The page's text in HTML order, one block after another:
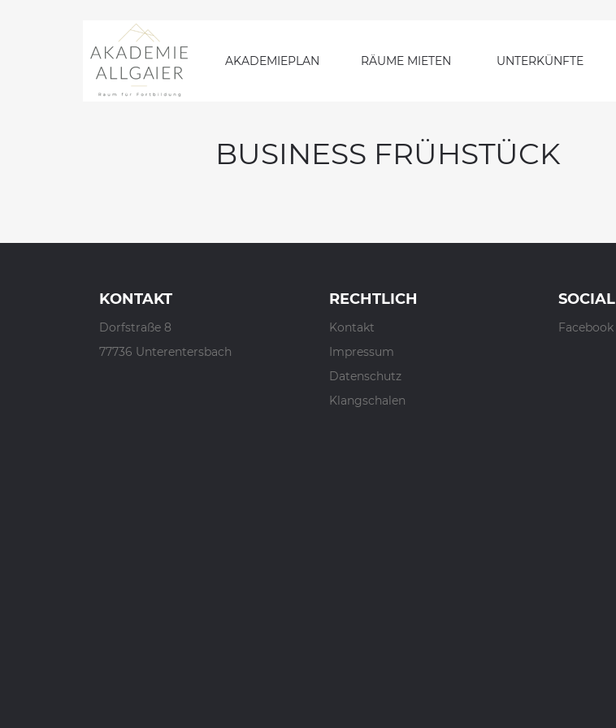
AKADEMIEPLAN RÄUME MIETEN UNTERKÜNFTE
BUSINESS FRÜHSTÜCK
KONTAKT
Dorfstraße 8
77736 Unterentersbach
RECHTLICH
Kontakt
Impressum
Datenschutz
Klangschalen
SOCIAL
Facebook